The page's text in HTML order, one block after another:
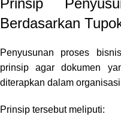
Berdasarkan
Penyusunan proses
prinsip agar dokumen
diterapkan dalam
Prinsip tersebut meliputi: